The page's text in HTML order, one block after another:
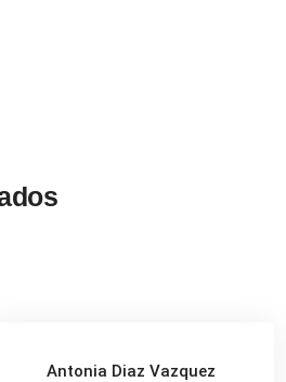
Antonia Diaz Vazquez